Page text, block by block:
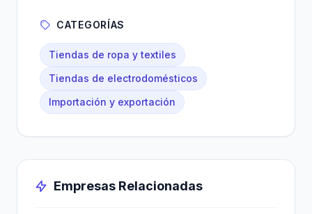
CATEGORÍAS
Tiendas de ropa y textiles
Tiendas de electrodomésticos
Importación y exportación
Empresas Relacionadas